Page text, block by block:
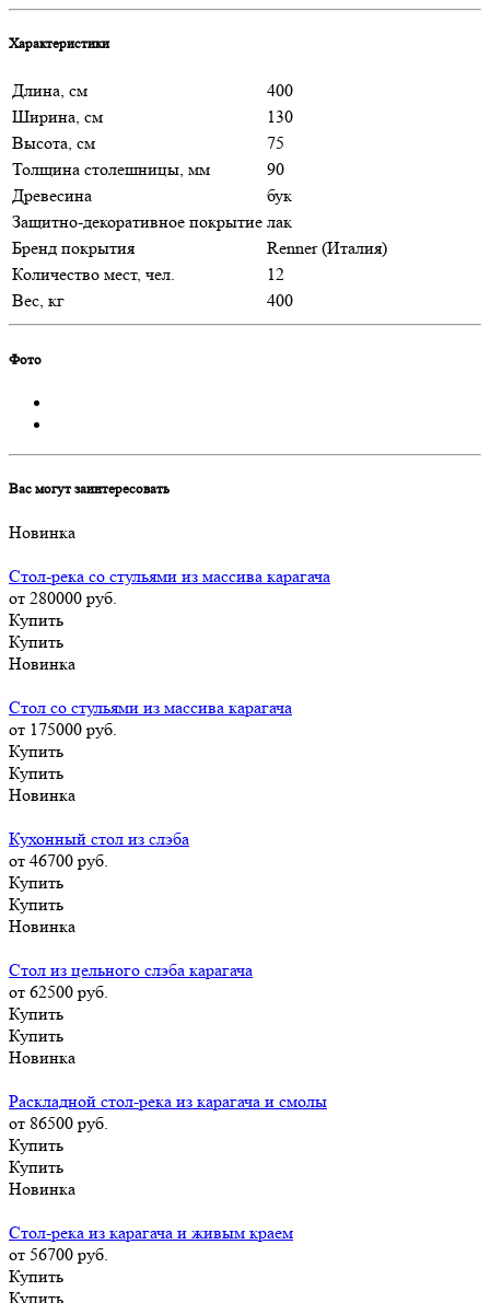
Характеристики
Длина, см
400
Ширина, см
130
Высота, см
75
Толщина столешницы, мм
90
Древесина
бук
Защитно-декоративное покрытие лак
Бренд покрытия
Renner (Италия)
Количество мест, чел.
12
Вес, кг
400
Фото
Вас могут заинтересовать
Новинка
Стол-река со стульями из массива карагача
от 280000 руб.
Купить
Купить
Новинка
Стол со стульями из массива карагача
от 175000 руб.
Купить
Купить
Новинка
Кухонный стол из слэба
от 46700 руб.
Купить
Купить
Новинка
Стол из цельного слэба карагача
от 62500 руб.
Купить
Купить
Новинка
Раскладной стол-река из карагача и смолы
от 86500 руб.
Купить
Купить
Новинка
Стол-река из карагача и живым краем
от 56700 руб.
Купить
Купить